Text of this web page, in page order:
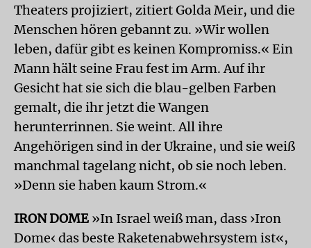
Theaters projiziert, zitiert Golda Meir, und die
Menschen hören gebannt zu. »Wir wollen
leben, dafür gibt es keinen Kompromiss.« Ein
Mann hält seine Frau fest im Arm. Auf ihr
Gesicht hat sie sich die blau-gelben Farben
gemalt, die ihr jetzt die Wangen
herunterrinnen. Sie weint. All ihre
Angehörigen sind in der Ukraine, und sie weiß
manchmal tagelang nicht, ob sie noch leben.
»Denn sie haben kaum Strom.«
IRON DOME »In Israel weiß man, dass ›Iron
Dome‹ das beste Raketenabwehrsystem ist«,